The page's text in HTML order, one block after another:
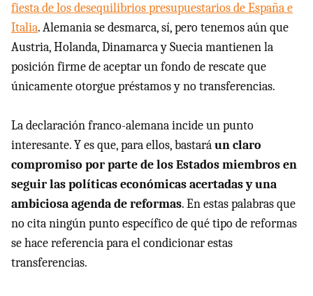
fiesta de los desequilibrios presupuestarios de España e
Italia. Alemania se desmarca, sí, pero tenemos aún que
Austria, Holanda, Dinamarca y Suecia mantienen la
posición firme de aceptar un fondo de rescate que
únicamente otorgue préstamos y no transferencias.
La declaración franco-alemana incide un punto
interesante. Y es que, para ellos, bastaráun claro
compromiso por parte de los Estados miembros en
seguir las políticas económicas acertadas y una
ambiciosa agenda de reformas. En estas palabras que
no cita ningún punto específico de qué tipo de reformas
se hace referencia para el condicionar estas
transferencias.